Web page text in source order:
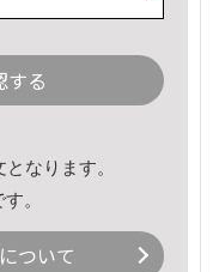
する
なります。
。
ついて